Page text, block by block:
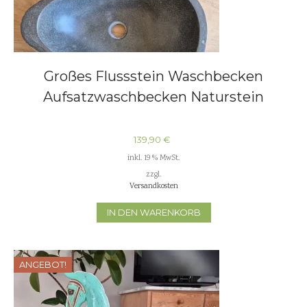
Großes Flussstein Waschbecken
Aufsatzwaschbecken Naturstein
139,90 €
inkl. 19 % MwSt.
zzgl.
Versandkosten
IN DEN WARENKORB
ANGEBOT!